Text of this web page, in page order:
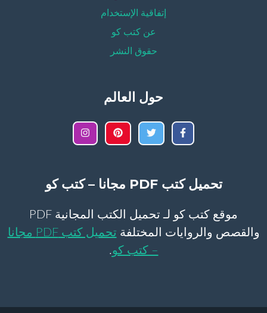
إتفاقية الإستخدام
عن كتب كو
حقوق النشر
حول العالم
تحميل كتب PDF مجانا – كتب كو
موقع كتب كو لـ تحميل الكتب المجانية PDF
والقصص والروايات المختلفة
تحميل كتب PDF مجانا
– كتب كو.